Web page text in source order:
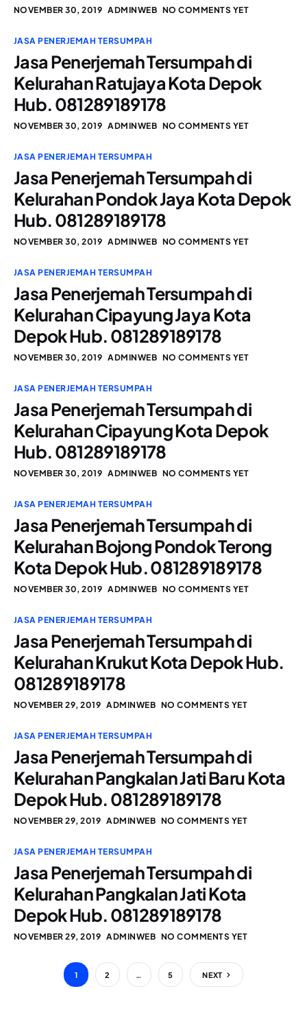
NOVEMBER 30, 2019 ADMINWEB NO COMMENTS YET
JASA PENERJEMAH TERSUMPAH
Jasa Penerjemah Tersumpah di
Kelurahan Ratujaya Kota Depok
Hub. 081289189178
NOVEMBER 30, 2019 ADMINWEB NO COMMENTS YET
JASA PENERJEMAH TERSUMPAH
Jasa Penerjemah Tersumpah di
Kelurahan Pondok Jaya Kota Depok
Hub. 081289189178
NOVEMBER 30, 2019 ADMINWEB NO COMMENTS YET
JASA PENERJEMAH TERSUMPAH
Jasa Penerjemah Tersumpah di
Kelurahan Cipayung Jaya Kota
Depok Hub. 081289189178
NOVEMBER 30, 2019 ADMINWEB NO COMMENTS YET
JASA PENERJEMAH TERSUMPAH
Jasa Penerjemah Tersumpah di
Kelurahan Cipayung Kota Depok
Hub. 081289189178
NOVEMBER 30, 2019 ADMINWEB NO COMMENTS YET
JASA PENERJEMAH TERSUMPAH
Jasa Penerjemah Tersumpah di
Kelurahan Bojong Pondok Terong
Kota Depok Hub. 081289189178
NOVEMBER 30, 2019 ADMINWEB NO COMMENTS YET
JASA PENERJEMAH TERSUMPAH
Jasa Penerjemah Tersumpah di
Kelurahan Krukut Kota Depok Hub.
081289189178
NOVEMBER 29, 2019 ADMINWEB NO COMMENTS YET
JASA PENERJEMAH TERSUMPAH
Jasa Penerjemah Tersumpah di
Kelurahan Pangkalan Jati Baru Kota
Depok Hub. 081289189178
NOVEMBER 29, 2019 ADMINWEB NO COMMENTS YET
JASA PENERJEMAH TERSUMPAH
Jasa Penerjemah Tersumpah di
Kelurahan Pangkalan Jati Kota
Depok Hub. 081289189178
NOVEMBER 29, 2019 ADMINWEB NO COMMENTS YET
1 2 5 NEXT